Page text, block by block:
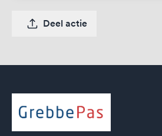
Deel actie